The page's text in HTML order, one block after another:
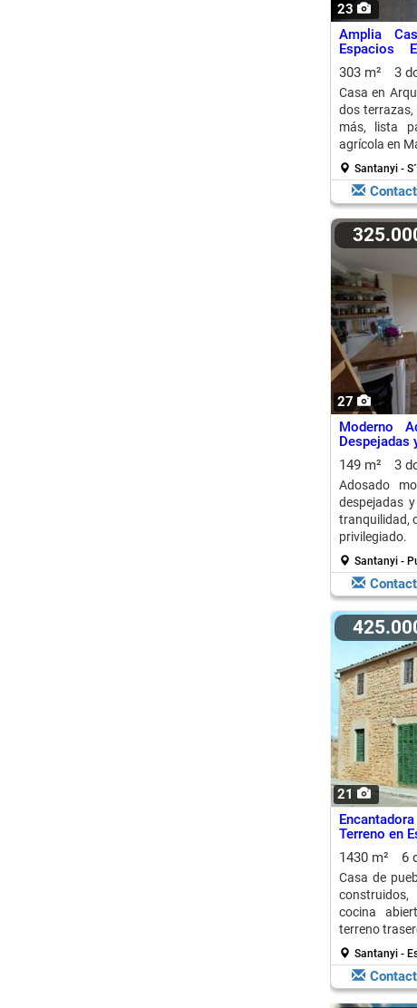
23
Amplia
Espacios
Expansión
303 m² 3
Casa en
dos
más, lista
agrícola en
Santanyi -
27
Moderno
Despejadas
149 m²
3
Adosado
despejadas
tranquilidad,
privilegiado.
Santanyi -
21
Terreno en
1430 m²
6
Casa de
cocina
terreno
Santanyi -